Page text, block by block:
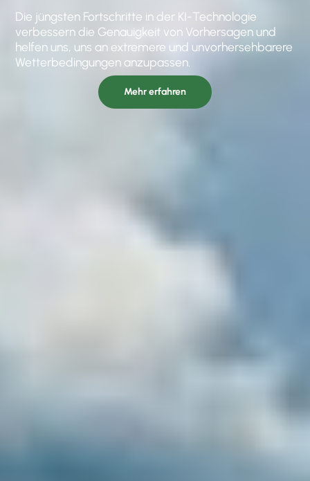
Die jüngsten Fortschritte in der KI-Technologie
verbessern die Genauigkeit von Vorhersagen und
helfen uns, uns an extremere und unvorhersehbarere
Wetterbedingungen anzupassen.
Mehr erfahren